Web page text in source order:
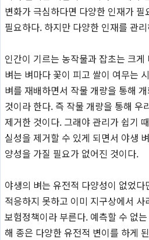
변화가 극심하다면 다양한 인재가
필요하다. 하지만 다양한 인재를 관
인간이 기르는 농작물과 잡초는 크
벼는 벼마다 꽃이 피고 쌀이 여무는
벼를 재배하면서 작물 개량을 통해
것이라 한다. 즉 작물 개량을 통해 우
제거한 것이다. 그래야 관리가 쉽기
실성을 제거할 수 있게 되면서 야생
양성을 가질 필요가 없어진 것이다.
야생의 벼는 유전적 다양성이 없었
적응하지 못하고 이미 지구상에서
보험정책이라 부른다. 예측할 수 없
해 종은 다양한 유전적 변이를 하게